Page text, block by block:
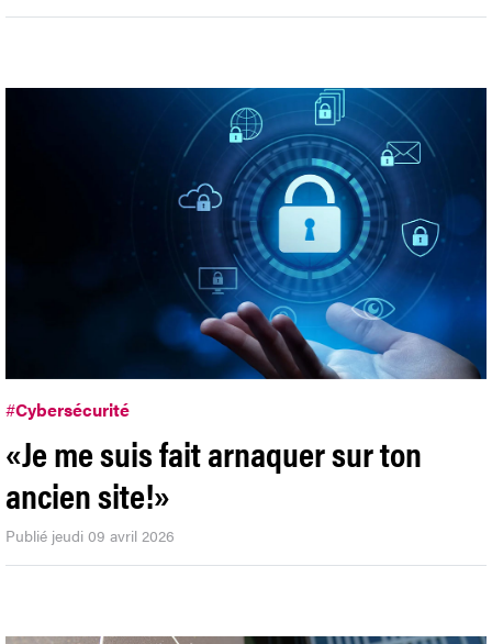
#Cybersécurité
«Je me suis fait arnaquer sur ton
ancien site!»
Publié jeudi 09 avril 2026